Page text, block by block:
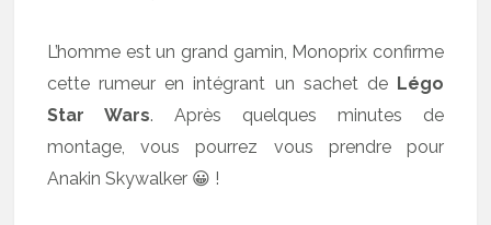
L’homme est un grand gamin, Monoprix confirme
cette rumeur en intégrant un sachet de Légo
Star Wars. Après quelques minutes de
montage, vous pourrez vous prendre pour
Anakin Skywalker 😀 !